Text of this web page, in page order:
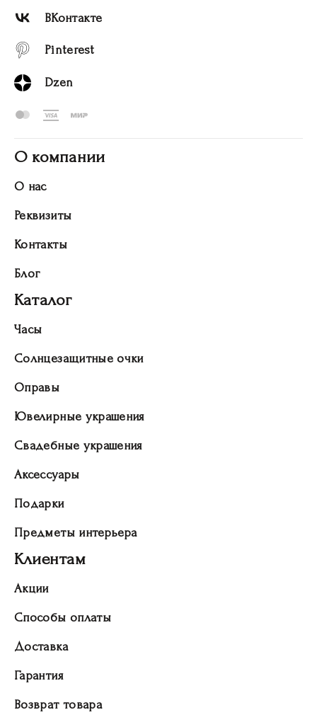
ВКонтакте
Pinterest
Dzen
О компании
О нас
Реквизиты
Контакты
Блог
Каталог
Часы
Солнцезащитные очки
Оправы
Ювелирные украшения
Свадебные украшения
Аксессуары
Подарки
Предметы интерьера
Клиентам
Акции
Способы оплаты
Доставка
Гарантия
Возврат товара